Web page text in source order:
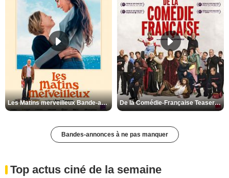
Les Matins merveilleux Bande-annonce VF De la Comédie-Française Teaser VF
Bandes-annonces à ne pas manquer
Top actus ciné de la semaine